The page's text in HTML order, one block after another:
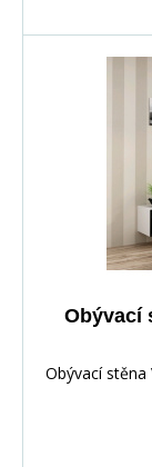
Obývací
Obývací stěna